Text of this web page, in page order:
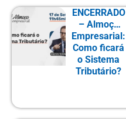
Integrante
da Sua
Equipe
ENCERRADO
– Almoço
Empresarial:
Como ficará
o Sistema
Tributário?